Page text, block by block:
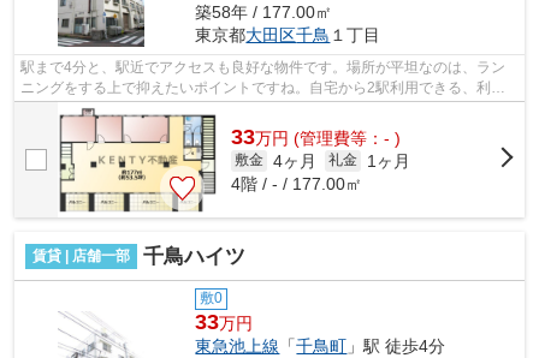
築58年 / 177.00㎡
東京都大田区千鳥 １丁目
駅まで4分と、駅近でアクセスも良好な物件です。場所が平坦なのは、ラン
ニングをする上で抑えたいポイントですね。自宅から2駅利用できる、利便
性の高い物件です。こちらの物件はマン...
33万円 (管理費等：- )
敷金 4ヶ月 礼金
1ヶ月
4階 / - / 177.00㎡
賃貸 | 店舗一部 千鳥ハイツ
敷0
33万円
東急池上線 「千鳥町 」駅 徒歩4分